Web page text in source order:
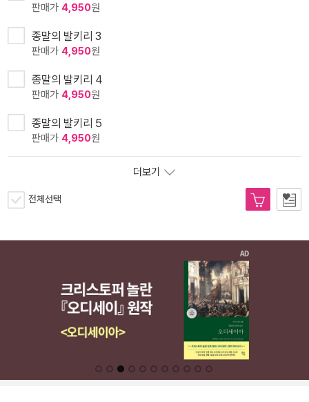
판매가 4,950원
종말의 발키리 3
판매가 4,950원
종말의 발키리 4
판매가 4,950원
종말의 발키리 5
판매가 4,950원
더보기
전체선택